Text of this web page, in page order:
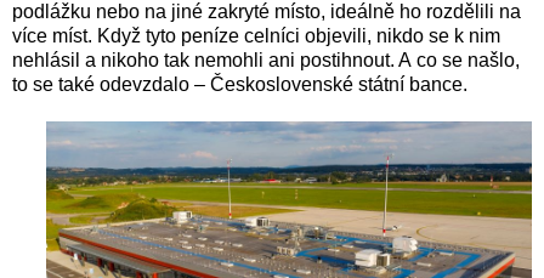
podlážku nebo na jiné zakryté místo, ideálně ho rozdělili na
více míst. Když tyto peníze celníci objevili, nikdo se k nim
nehlásil a nikoho tak nemohli ani postihnout. A co se našlo,
to se také odevzdalo – Československé státní bance.